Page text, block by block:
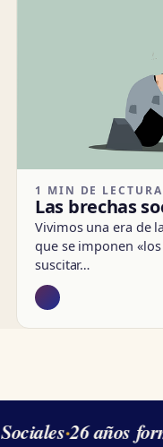
1 MIN DE LECTURA
Las brechas
Vivimos una era de
que se imponen
suscitar…
·26 años